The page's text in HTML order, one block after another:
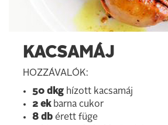
KACSAMÁJ
HOZZÁVALÓK:
50 dkg hízott kacsamáj
2 ekbarna cukor
8 db érett füge